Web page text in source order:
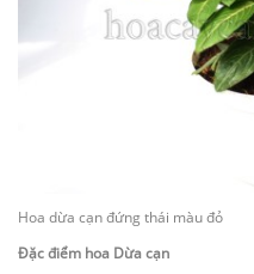
Hoa dừa cạn đứng thái màu đỏ
Đặc điểm hoa Dừa cạn